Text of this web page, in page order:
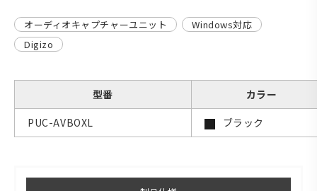
オーディオキャプチャーユニット
Windows対応
Digizo
型番
カラー
PUC-AVBOXL
ブラック